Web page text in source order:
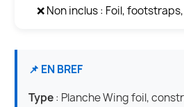
❌ Non inclus : Foil,
📌 EN BREF
Type: Planche Wing foil,